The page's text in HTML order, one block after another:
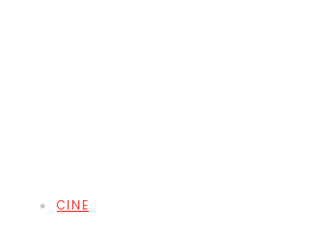
CINE